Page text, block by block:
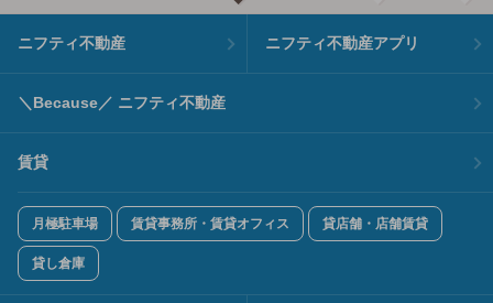
ニフティ不動産 ニフティ不動産アプリ
＼Because／ ニフティ不動産
賃貸
月極駐車場 賃貸事務所・賃貸オフィス 貸店舗・店舗賃貸
貸し倉庫